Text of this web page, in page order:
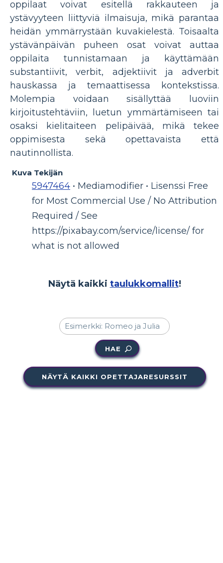
oppilaat voivat esitellä rakkauteen ja
ystävyyteen liittyviä ilmaisuja, mikä parantaa
heidän ymmärrystään kuvakielestä. Toisaalta
ystävänpäivän puheen osat voivat auttaa
oppilaita tunnistamaan ja käyttämään
substantiivit, verbit, adjektiivit ja adverbit
hauskassa ja temaattisessa kontekstissa.
Molempia voidaan sisällyttää luoviin
kirjoitustehtäviin, luetun ymmärtämiseen tai
osaksi kielitaiteen pelipäivää, mikä tekee
oppimisesta sekä opettavaista että
nautinnollista.
Kuva Tekijän
5947464 • Mediamodifier • Lisenssi Free
for Most Commercial Use / No Attribution
Required / See
https://pixabay.com/service/license/ for
what is not allowed
Näytä kaikki taulukkomallit!
HAE
NÄYTÄ KAIKKI OPETTAJARESURSSIT